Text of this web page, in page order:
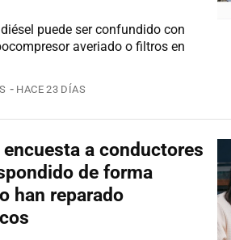
puede ser confundido con
averiado o filtros en
HACE 23 DÍAS
encuesta a conductores
de forma
han reparado